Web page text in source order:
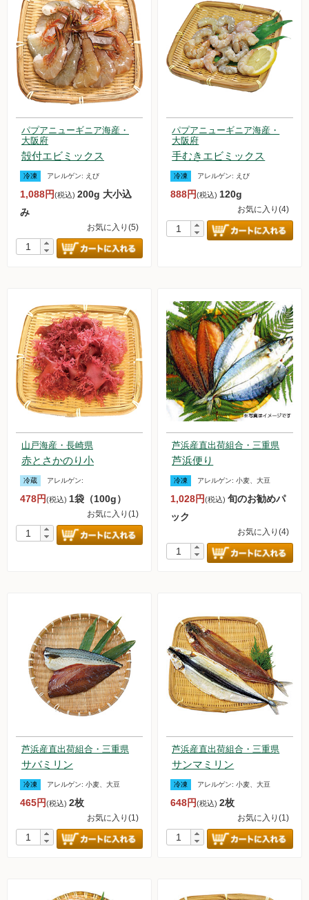
パプアニューギニア海産・
大阪府
殻付エビミックス
冷凍 アレルゲン: えび
1,088円(税込) 200g 大小込
み
お気に入り(5)
パプアニューギニア海産・
大阪府
手むきエビミックス
冷凍 アレルゲン: えび
888円(税込) 120g
お気に入り(4)
山戸海産・長崎県
赤とさかのり小
冷蔵 アレルゲン:
478円(税込) 1袋（100g）
お気に入り(1)
芦浜産直出荷組合・三重県
芦浜便り
冷凍 アレルゲン:小麦、大豆
1,028円(税込)旬のお勧めパ
ック
お気に入り(4)
芦浜産直出荷組合・三重県
サバミリン
冷凍 アレルゲン: 小麦、大豆
465円(税込) 2枚
お気に入り(1)
芦浜産直出荷組合・三重県
サンマミリン
冷凍 アレルゲン:小麦、大豆
648円(税込)2枚
お気に入り(1)